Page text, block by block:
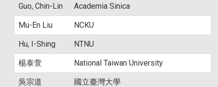
Guo, Chin-Lin Academia Sinica
Mu-En Liu NCKU
Hu, I-Shing NTNU
楊泰萱 National Taiwan University
吳宗道 國立臺灣大學